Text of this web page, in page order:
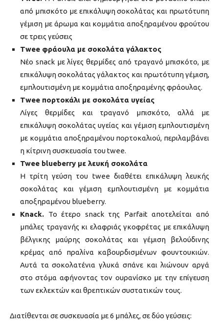
από μπισκότο με επικάλυψη σοκολάτας και πρωτότυπη
γέμιση με άρωμα και κομμάτια αποξηραμένου φρούτου
σε τρεις γεύσεις
Τwee φράουλα με σοκολάτα γάλακτος
Νέο snack με λίγες θερμίδες από τραγανό μπισκότο, με
επικάλυψη σοκολάτας γάλακτος και πρωτότυπη γέμιση,
εμπλουτισμένη με κομμάτια αποξηραμένης φράουλας.
Τwee πορτοκάλι με σοκολάτα υγείας
Λίγες θερμίδες και τραγανό μπισκότο, αλλά με
επικάλυψη σοκολάτας υγείας και γέμιση εμπλουτισμένη
με κομμάτια αποξηραμένου πορτοκαλιού, περιλαμβάνει
η κίτρινη συσκευασία του twee.
Twee blueberry με λευκή σοκολάτα
Η τρίτη γεύση του twee διαθέτει επικάλυψη λευκής
σοκολάτας και γέμιση εμπλουτισμένη με κομμάτια
αποξηραμένου blueberry.
Κnack. Το έτερο snack της Parfait αποτελείται από
μπάλες τραγανής κι ελαφριάς γκοφρέτας με επικάλυψη
βέλγικης μαύρης σοκολάτας και γέμιση βελούδινης
κρέμας από πραλίνα καβουρδισμένων φουντουκιών.
Aυτά τα σοκολατένια γλυκά σπάνε και λιώνουν αργά
στο στόμα αφήνοντας τον ουρανίσκο με την επίγευση
των εκλεκτών και θρεπτικών συστατικών τους.
Διατίθενται σε συσκευασία με 6 μπάλες, σε δύο γεύσεις: